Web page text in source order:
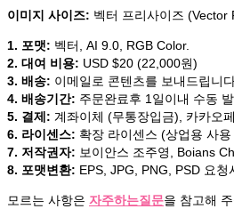
이미지 사이즈: 벡터 프리사이즈 (Vector
1. 포맷: 벡터, AI 9.0, RGB Color.
2. 대여 비용: USD $20 (22,000원)
3. 배송: 이메일로 콘텐츠를 보내드립니
4. 배송기간: 주문완료후 1일이내 수동
5. 결제: 계좌이체 (무통장입금), 카카오
6. 라이센스: 확장 라이센스 (상업용 사용
7. 저작권자: 보이안스 조주영, Boians
8. 포맷변환: EPS, JPG, PNG, PSD 요청
모르는 사항은 자주하는질문을 참고해